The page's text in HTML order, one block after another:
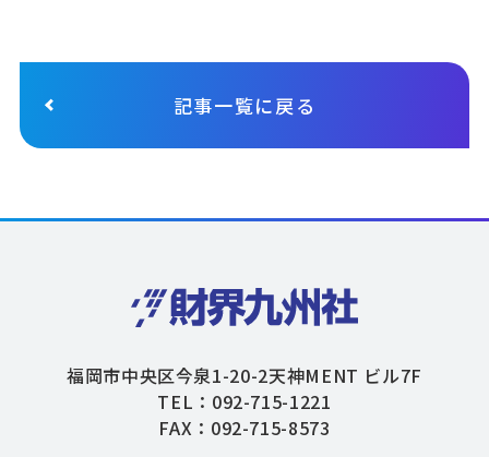
記事一覧に戻る
福岡市中央区今泉1-20-2天神MENT ビル7F
TEL：092-715-1221
FAX：092-715-8573